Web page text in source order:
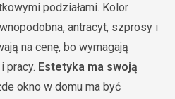
podziałami. Kolor
antracyt, szprosy i
na cenę, bo wymagają
pracy. Estetyka ma swoją
okno w domu ma być